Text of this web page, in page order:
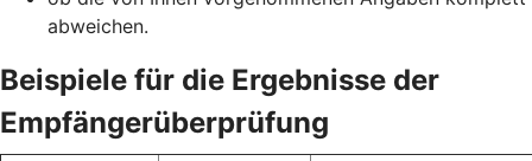
abweichen.
Beispiele für die Ergebnisse der
Empfängerüberprüfung